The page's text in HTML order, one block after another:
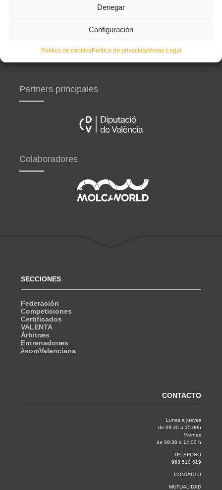
Denegar
Configuración
Política de cookiesPolítica de privacidadAviso Legal
Comisión Económica
Partners principales
Colaboradores
SECCIONES
Federación
Competiciones
Certificados
VALENTA
Árbitræs
Entrenadoræs
#somValenciana
CONTACTO
Lunes a jueves
de 09:30 a 15.00h
Viernes
de 09:30 a 14.00 h
TELÉFONO
963 510 619
CONTACTO
MUTUALIDAD